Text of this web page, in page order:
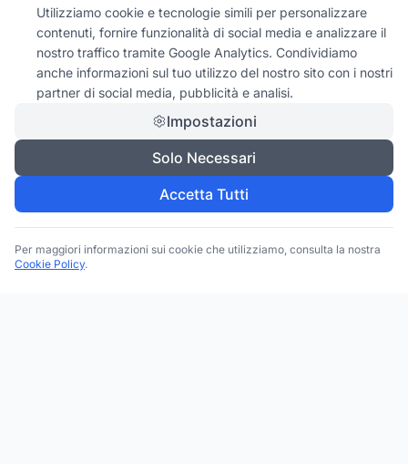
Utilizziamo cookie e tecnologie simili per personalizzare
contenuti, fornire funzionalità di social media e analizzare il
nostro traffico tramite Google Analytics. Condividiamo
anche informazioni sul tuo utilizzo del nostro sito con i nostri
partner di social media, pubblicità e analisi.
Impostazioni
Solo Necessari
Accetta Tutti
Per maggiori informazioni sui cookie che utilizziamo, consulta la nostra
Cookie Policy.